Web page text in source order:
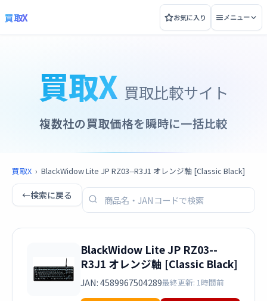
買取X お気に入り メニュー
買取X 買取比較サイト
複数社の買取価格を瞬時に一括比較
買取X › BlackWidow Lite JP RZ03--R3J1 オレンジ軸 [Classic Black]
←検索に戻る
BlackWidow Lite JP RZ03--
R3J1 オレンジ軸 [Classic Black]
JAN: 4589967504289最終更新: 1時間前